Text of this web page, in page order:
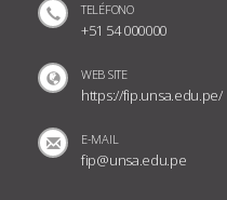
TELÉFONO
+51 54 000000
WEB SITE
https://fip.unsa.edu.pe/
E-MAIL
fip@unsa.edu.pe